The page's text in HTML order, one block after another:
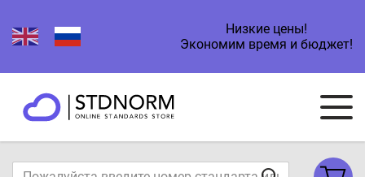
Низкие цены!
Экономим время и бюджет!